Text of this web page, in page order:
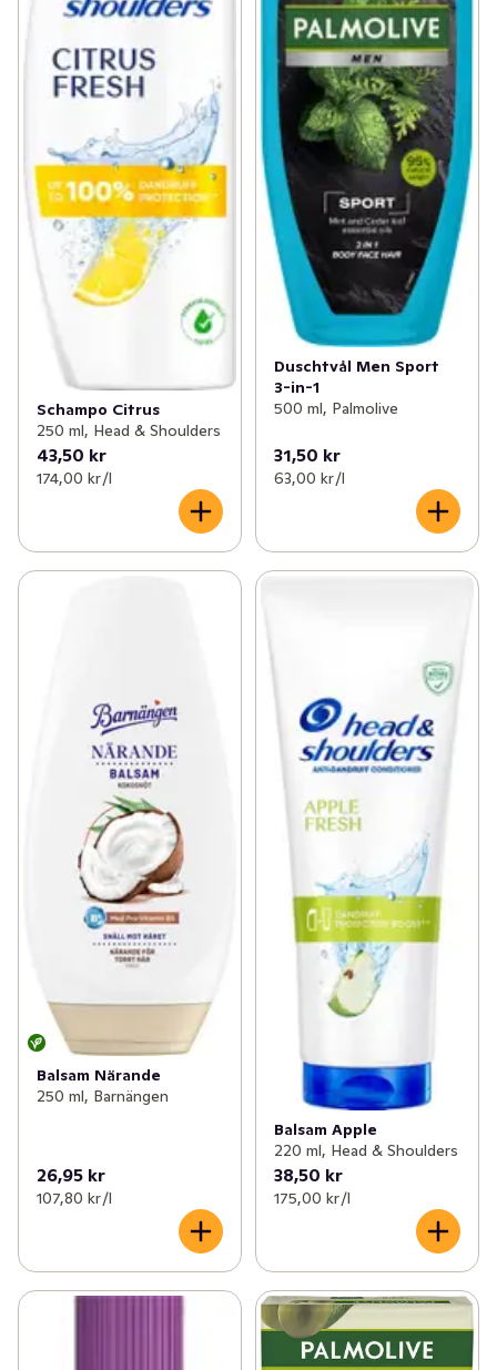
Schampo Citrus
250 ml, Head & Shoulders
43,50 kr
174,00 kr /l
Duschtvål Men Sport
3-in-1
500 ml, Palmolive
31,50 kr
63,00 kr /l
Balsam Närande
250 ml, Barnängen
26,95 kr
107,80 kr /l
Balsam Apple
220 ml, Head & Shoulders
38,50 kr
175,00 kr /l